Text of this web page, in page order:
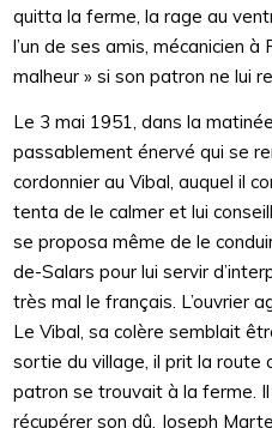
quitta la ferme, la rage au
l’un de ses amis, mécanicien à
malheur » si son patron ne lui
Le 3 mai 1951, dans la
passablement énervé qui se
cordonnier au Vibal, auquel il
tenta de le calmer et lui
se proposa même de le
de-Salars pour lui servir
très mal le français. L’ouvrier
Le Vibal, sa colère semblait
sortie du village, il prit la route
patron se trouvait à la ferme.
récupérer son dû. Joseph